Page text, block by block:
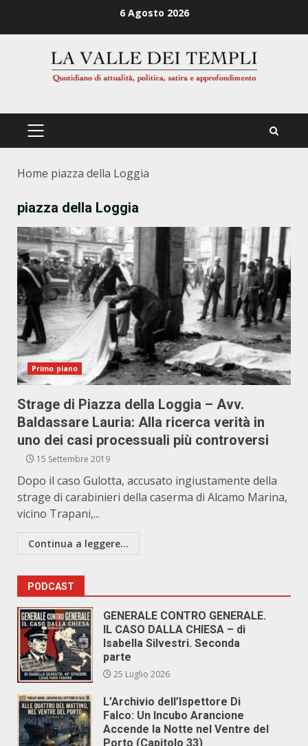
6 Agosto 2026
PRIMÄRES
Home piazza della Loggia
piazza della Loggia
Primo piano
Strage di Piazza della Loggia – Avv.
Baldassare Lauria: Alla ricerca verità in
uno dei casi processuali più controversi
15 Settembre 2019
Dopo il caso Gulotta, accusato ingiustamente della
strage di carabinieri della caserma di Alcamo Marina,
vicino Trapani,...
Continua a leggere...
PODCAST
GENERALE CONTRO GENERALE.
IL CASO DALLA CHIESA – di
Isabella Silvestri. Seconda
parte
25 Luglio 2026
L’Archivio dell’Ispettore Di
Falco: Un Incubo Arancione
Accende la Notte nel Ventre del
Porto (Capitolo 33)